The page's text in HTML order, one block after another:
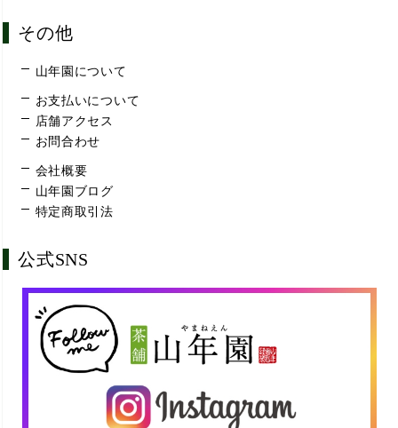
その他
山年園について
お支払いについて
店舗アクセス
お問合わせ
会社概要
山年園ブログ
特定商取引法
公式SNS